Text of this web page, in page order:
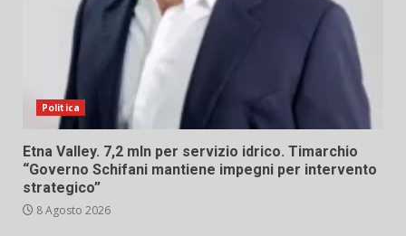
Politica
Etna Valley. 7,2 mln per servizio idrico. Timarchio
“Governo Schifani mantiene impegni per intervento
strategico”
8 Agosto 2026